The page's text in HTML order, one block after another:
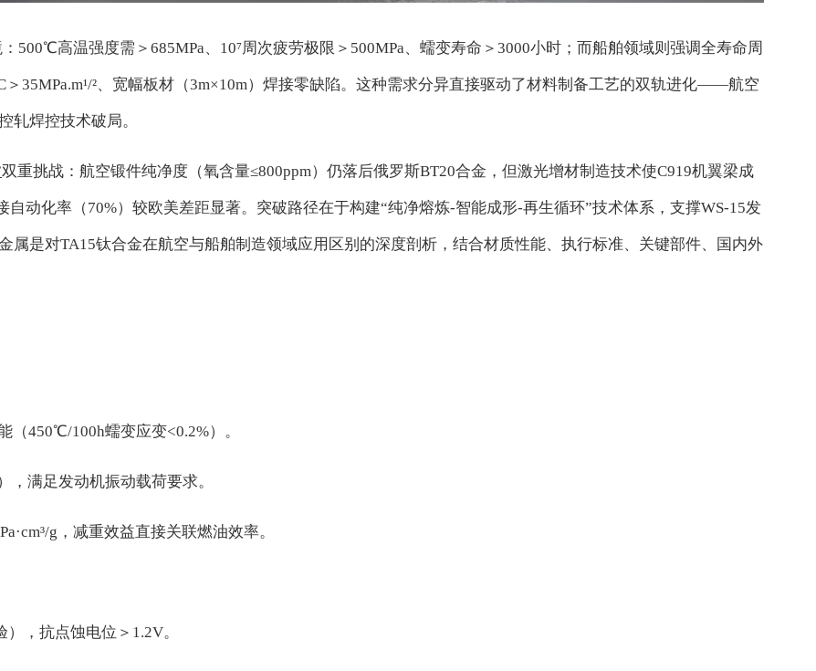
500℃高温强度需＞685MPa、10⁷周次疲劳极限＞500MPa、蠕变寿命＞3000小时；而船舶领域则强调全寿命周
35MPa.m¹/²、宽幅板材（3m×10m）焊接零缺陷。这种需求分异直接驱动了材料制备工艺的双轨进化——航空
轧焊控技术破局。
双重挑战：航空锻件纯净度（氧含量≤800ppm）仍落后俄罗斯BT20合金，但激光增材制造技术使C919机翼梁成
动化率（70%）较欧美差距显著。突破路径在于构建“纯净熔炼-智能成形-再生循环”技术体系，支撑WS-15发
属是对TA15钛合金在航空与船舶制造领域应用区别的深度剖析，结合材质性能、执行标准、关键部件、国内外
450℃/100h蠕变应变<0.2%）。
，满足发动机振动载荷要求。
g，减重效益直接关联燃油效率。
），抗点蚀电位＞1.2V。